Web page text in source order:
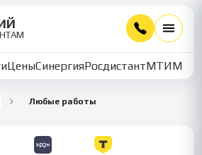
ЦеныСинергияРосдистантМТИММУ
Любые работы